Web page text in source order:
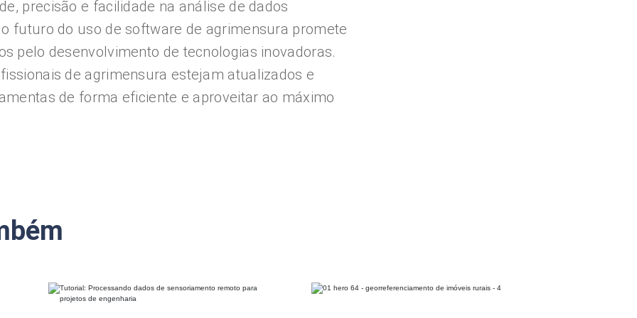
precisão e facilidade na análise de dados
futuro do uso de software de agrimensura promete
pelo desenvolvimento de tecnologias inovadoras.
de agrimensura estejam atualizados e
de forma eficiente e aproveitar ao máximo